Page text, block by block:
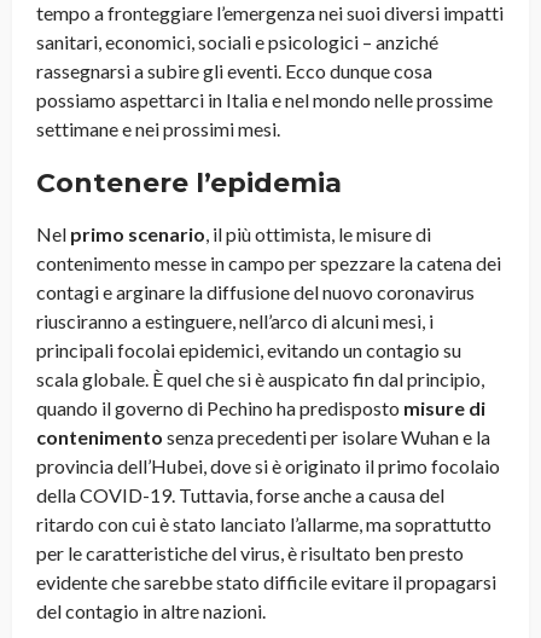
tempo a fronteggiare l’emergenza nei suoi diversi impatti
sanitari, economici, sociali e psicologici – anziché
rassegnarsi a subire gli eventi. Ecco dunque cosa
possiamo aspettarci in Italia e nel mondo nelle prossime
settimane e nei prossimi mesi.
Contenere l’epidemia
Nel primo scenario, il più ottimista, le misure di
contenimento messe in campo per spezzare la catena dei
contagi e arginare la diffusione del nuovo coronavirus
riusciranno a estinguere, nell’arco di alcuni mesi, i
principali focolai epidemici, evitando un contagio su
scala globale. È quel che si è auspicato fin dal principio,
quando il governo di Pechino ha predisposto misure di
contenimento senza precedenti per isolare Wuhan e la
provincia dell’Hubei, dove si è originato il primo focolaio
della COVID-19. Tuttavia, forse anche a causa del
ritardo con cui è stato lanciato l’allarme, ma soprattutto
per le caratteristiche del virus, è risultato ben presto
evidente che sarebbe stato difficile evitare il propagarsi
del contagio in altre nazioni.